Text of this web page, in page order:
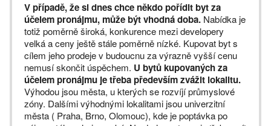
V případě, že si dnes chce někdo pořídit byt za
účelem pronájmu, může být vhodná doba. Nabídka je
totiž poměrně široká, konkurence mezi developery
velká a ceny ještě stále poměrně nízké. Kupovat byt s
cílem jeho prodeje v budoucnu za výrazně vyšší cenu
nemusí skončit úspěchem. U bytů kupovaných za
účelem pronájmu je třeba především zvážit lokalitu.
Výhodou jsou města, u kterých se rozvíjí průmyslové
zóny. Dalšími výhodnými lokalitami jsou univerzitní
města ( Praha, Brno, Olomouc), kde je poptávka po